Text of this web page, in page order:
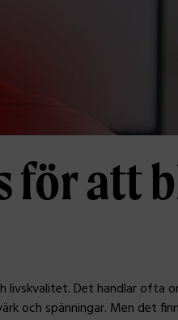
för att
livskvalitet. Det handlar ofta
och spänningar. Men det